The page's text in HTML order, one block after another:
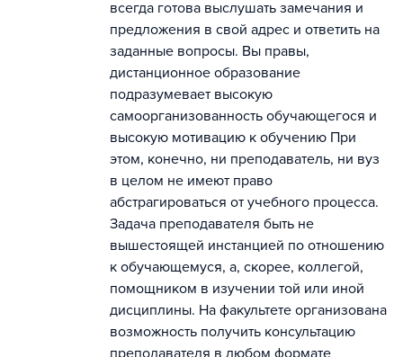
всегда готова выслушать замечания и
предложения в свой адрес и ответить на
заданные вопросы. Вы правы,
дистанционное образование
подразумевает высокую
самоорганизованность обучающегося и
высокую мотивацию к обучению При
этом, конечно, ни преподаватель, ни вуз
в целом не имеют право
абстрагироваться от учебного процесса.
Задача преподавателя быть не
вышестоящей инстанцией по отношению
к обучающемуся, а, скорее, коллегой,
помощником в изучении той или иной
дисциплины. На факультете организована
возможность получить консультацию